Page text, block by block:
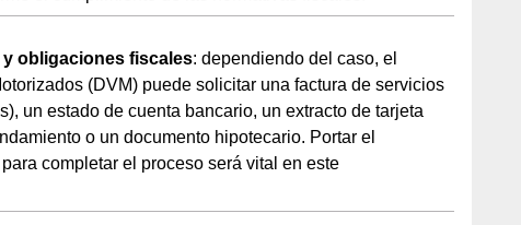
obligaciones fiscales: dependiendo del caso, el
(DVM) puede solicitar una factura de servicios
un estado de cuenta bancario, un extracto de tarjeta
o un documento hipotecario. Portar el
completar el proceso será vital en este